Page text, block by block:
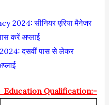
2024: सीनियर एरिया मैनेजर
करें अप्लाई
दसवीं पास से लेकर
Education Qualification:-